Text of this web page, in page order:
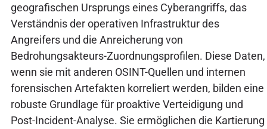
geografischen Ursprungs eines Cyberangriffs, das
Verständnis der operativen Infrastruktur des
Angreifers und die Anreicherung von
Bedrohungsakteurs-Zuordnungsprofilen. Diese Daten,
wenn sie mit anderen OSINT-Quellen und internen
forensischen Artefakten korreliert werden, bilden eine
robuste Grundlage für proaktive Verteidigung und
Post-Incident-Analyse. Sie ermöglichen die Kartierung